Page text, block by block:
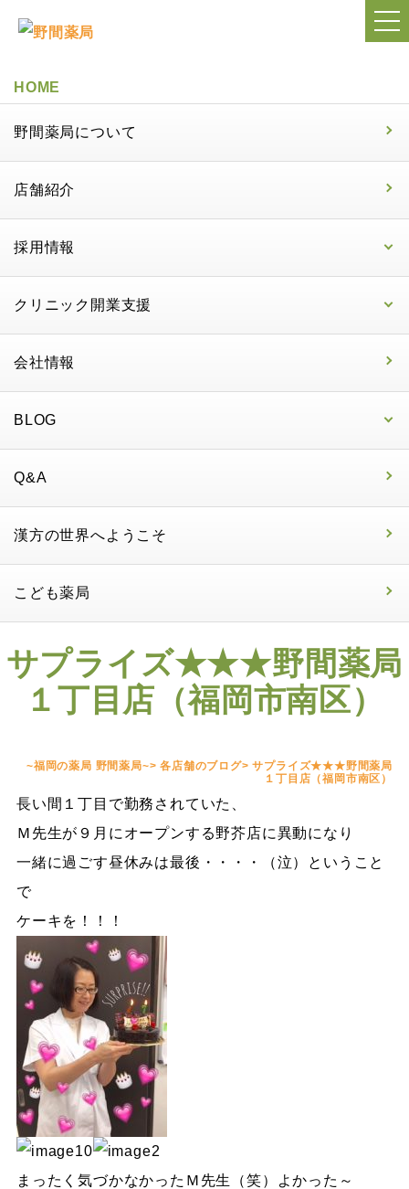
HOME
野間薬局について
店舗紹介
採用情報
クリニック開業支援
会社情報
BLOG
Q&A
漢方の世界へようこそ
こども薬局
サプライズ★★★野間薬局
１丁目店（福岡市南区）
~福岡の薬局 野間薬局~>各店舗のブログ>サプライズ★★★野間薬局
１丁目店（福岡市南区）
長い間１丁目で勤務されていた、
Ｍ先生が９月にオープンする野芥店に異動になり
一緒に過ごす昼休みは最後・・・・（泣）ということ
で
ケーキを！！！
まったく気づかなかったＭ先生（笑）よかった～